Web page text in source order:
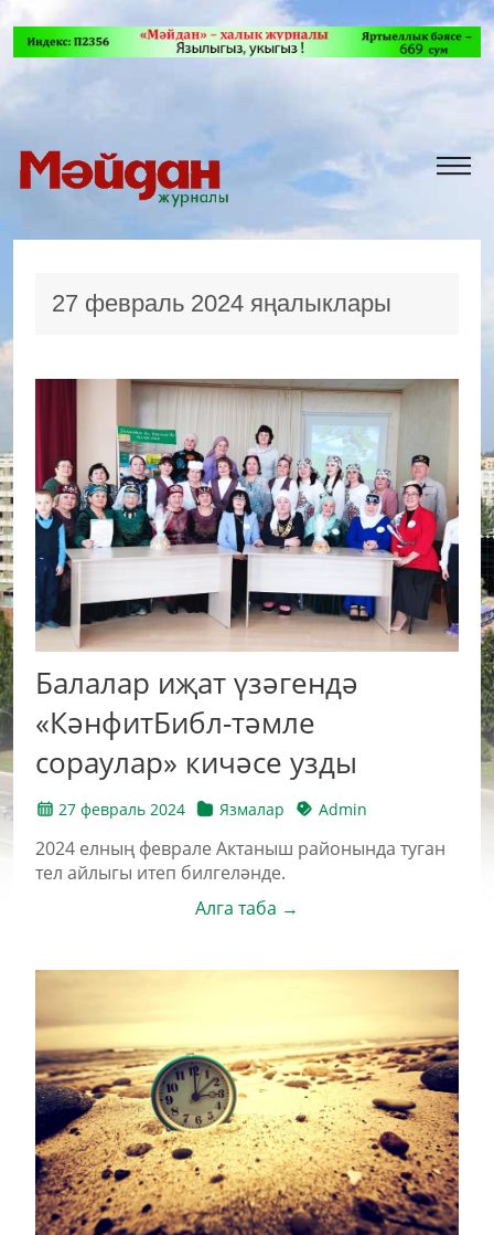
27 февраль 2024 яңалыклары
Балалар иҗат үзәгендә
«КәнфитБибл-тәмле
сораулар» кичәсе узды
27 февраль 2024 Язмалар Admin
2024 елның феврале Актаныш районында туган
тел айлыгы итеп билгеләнде.
Алга таба →